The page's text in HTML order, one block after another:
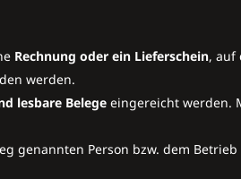
Rechnung oder ein Lieferschein, auf
werden.
lesbare Belege eingereicht werden.
genannten Person bzw. dem